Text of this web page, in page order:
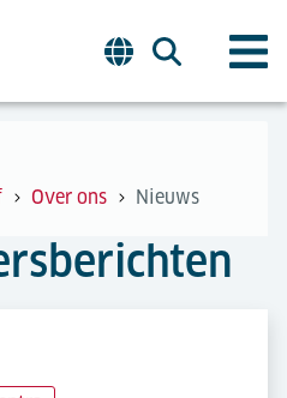
Over ons Nieuws